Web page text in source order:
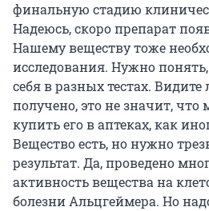
финальную стадию
Надеюсь, скоро препарат
Нашему веществу тоже
исследования. Нужно
себя в разных тестах. Видите
получено, это не значит,
купить его в аптеках, как
Вещество есть, но нужно
результат. Да, проведено
активность вещества на
болезни Альцгеймера. Но